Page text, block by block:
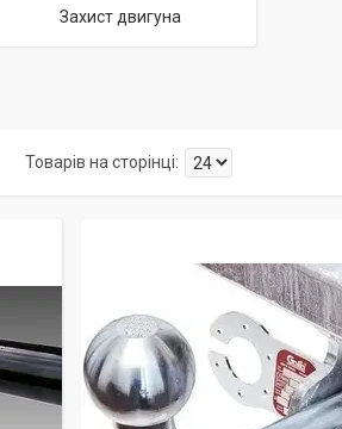
Захист двигуна